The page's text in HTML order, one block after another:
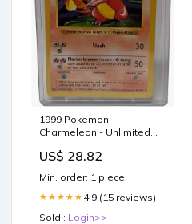
1999 Pokemon
Charmeleon - Unlimited
US$ 28.82
Min. order: 1 piece
★★★★★ 4.9 (15 reviews)
Sold : Login>>